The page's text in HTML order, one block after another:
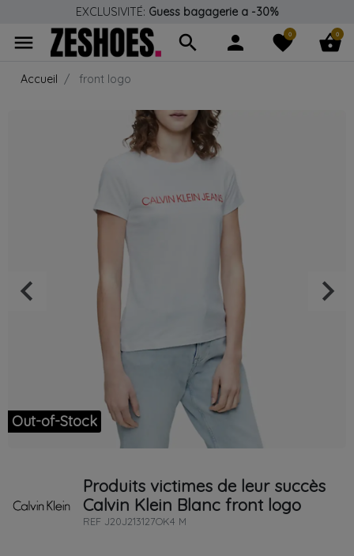
EXCLUSIVITÉ: Guess bagagerie a -30%
menu search person favorite
0 shopping_basket
0
Accueil front logo
Out-of-Stock
Précédent
keyboard_arrow_left keyboard_arrow_right
Produits victimes de leur succès
Calvin Klein Blanc front logo
REF J20J213127OK4 M